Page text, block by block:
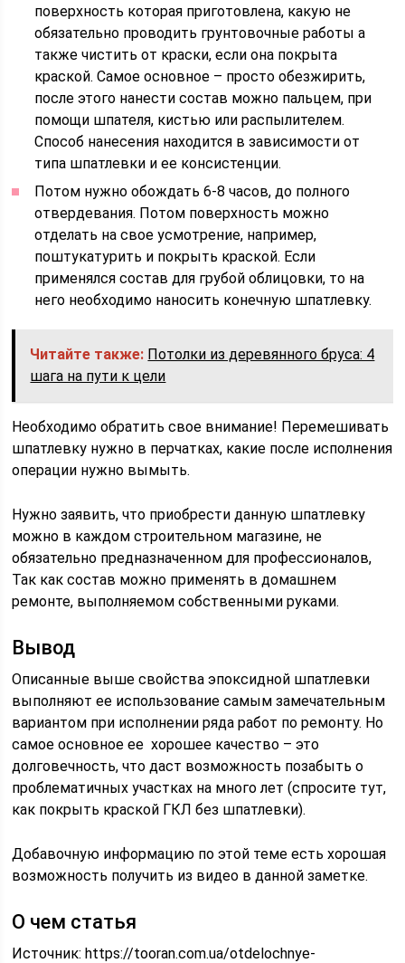
поверхность которая приготовлена, какую не
обязательно проводить грунтовочные работы а
также чистить от краски, если она покрыта
краской. Самое основное – просто обезжирить,
после этого нанести состав можно пальцем, при
помощи шпателя, кистью или распылителем.
Способ нанесения находится в зависимости от
типа шпатлевки и ее консистенции.
Потом нужно обождать 6-8 часов, до полного
отвердевания. Потом поверхность можно
отделать на свое усмотрение, например,
поштукатурить и покрыть краской. Если
применялся состав для грубой облицовки, то на
него необходимо наносить конечную шпатлевку.
Читайте также: Потолки из деревянного бруса: 4
шага на пути к цели
Необходимо обратить свое внимание! Перемешивать
шпатлевку нужно в перчатках, какие после исполнения
операции нужно вымыть.
Нужно заявить, что приобрести данную шпатлевку
можно в каждом строительном магазине, не
обязательно предназначенном для профессионалов,
Так как состав можно применять в домашнем
ремонте, выполняемом собственными руками.
Вывод
Описанные выше свойства эпоксидной шпатлевки
выполняют ее использование самым замечательным
вариантом при исполнении ряда работ по ремонту. Но
самое основное ее хорошее качество – это
долговечность, что даст возможность позабыть о
проблематичных участках на много лет (спросите тут,
как покрыть краской ГКЛ без шпатлевки).
Добавочную информацию по этой теме есть хорошая
возможность получить из видео в данной заметке.
О чем статья
Источник:https://tooran.com.ua/otdelochnye-